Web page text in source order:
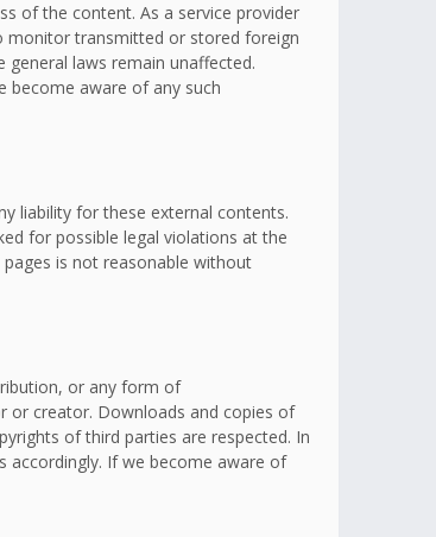
of the content. As a service provider
monitor transmitted or stored foreign
laws remain unaffected.
become aware of any such
liability for these external contents.
for possible legal violations at the
is not reasonable without
or any form of
or creator. Downloads and copies of
of third parties are respected. In
accordingly. If we become aware of